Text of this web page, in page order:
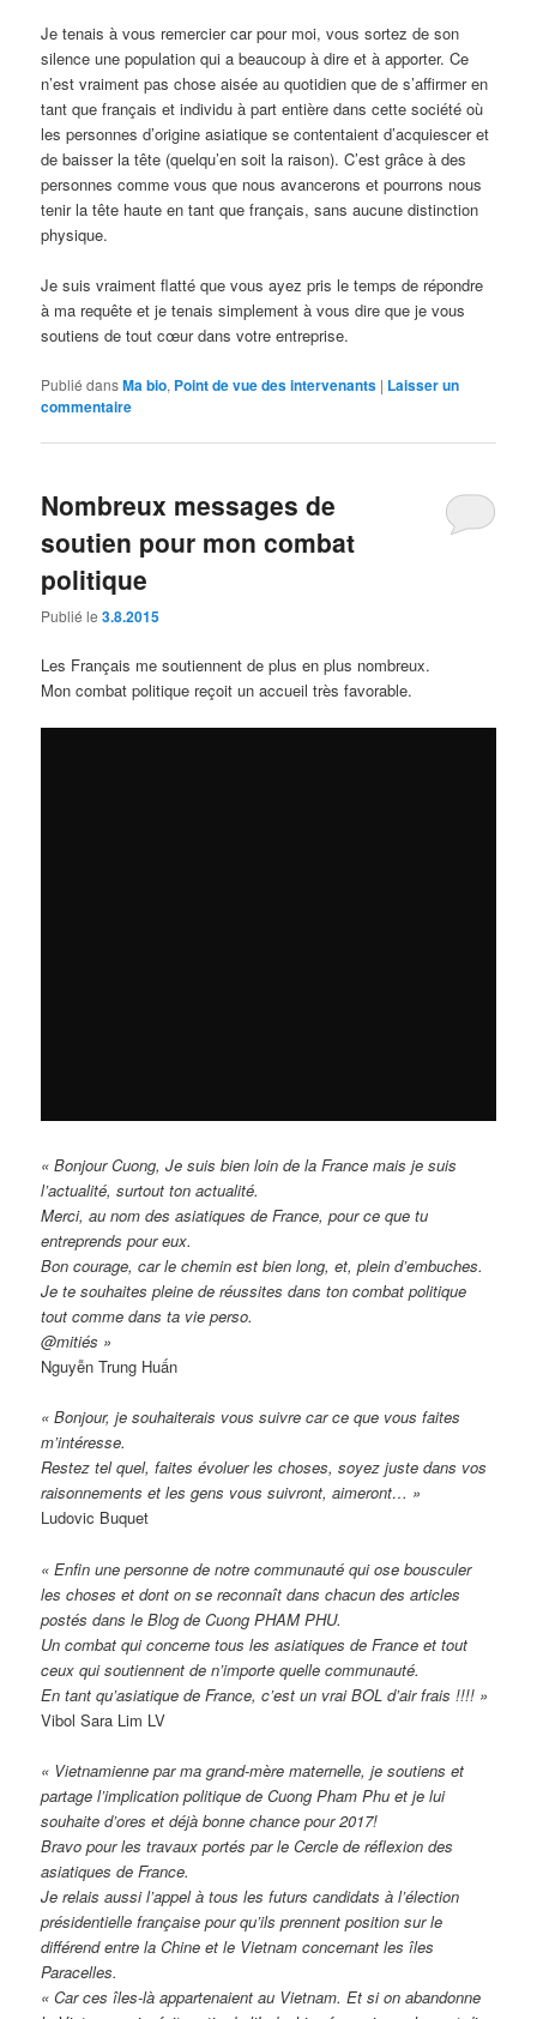
Je tenais à vous remercier car pour moi, vous sortez de son
silence une population qui a beaucoup à dire et à apporter. Ce
n’est vraiment pas chose aisée au quotidien que de s’affirmer en
tant que français et individu à part entière dans cette société où
les personnes d’origine asiatique se contentaient d’acquiescer et
de baisser la tête (quelqu’en soit la raison). C’est grâce à des
personnes comme vous que nous avancerons et pourrons nous
tenir la tête haute en tant que français, sans aucune distinction
physique.
Je suis vraiment flatté que vous ayez pris le temps de répondre
à ma requête et je tenais simplement à vous dire que je vous
soutiens de tout cœur dans votre entreprise.
Publié dansMa bio, Point de vue des intervenants | Laisser un
commentaire
Nombreux messages de
soutien pour mon combat
politique
Publié le3.8.2015
Les Français me soutiennent de plus en plus nombreux.
Mon combat politique reçoit un accueil très favorable.
« Bonjour Cuong, Je suis bien loin de la France mais je suis
l’actualité, surtout ton actualité.
Merci, au nom des asiatiques de France, pour ce que tu
entreprends pour eux.
Bon courage, car le chemin est bien long, et, plein d’embuches.
Je te souhaites pleine de réussites dans ton combat politique
tout comme dans ta vie perso.
@mitiés »
Nguyễn Trung Huấn
« Bonjour, je souhaiterais vous suivre car ce que vous faites
m’intéresse.
Restez tel quel, faites évoluer les choses, soyez juste dans vos
raisonnements et les gens vous suivront, aimeront… »
Ludovic Buquet
« Enfin une personne de notre communauté qui ose bousculer
les choses et dont on se reconnaît dans chacun des articles
postés dans le Blog de Cuong PHAM PHU.
Un combat qui concerne tous les asiatiques de France et tout
ceux qui soutiennent de n’importe quelle communauté.
En tant qu’asiatique de France, c’est un vrai BOL d’air frais !!!! »
Vibol Sara Lim LV
« Vietnamienne par ma grand-mère maternelle, je soutiens et
partage l’implication politique de Cuong Pham Phu et je lui
souhaite d’ores et déjà bonne chance pour 2017!
Bravo pour les travaux portés par le Cercle de réflexion des
asiatiques de France.
Je relais aussi l’appel à tous les futurs candidats à l’élection
présidentielle française pour qu’ils prennent position sur le
différend entre la Chine et le Vietnam concernant les îles
Paracelles.
« Car ces îles-là appartenaient au Vietnam. Et si on abandonne